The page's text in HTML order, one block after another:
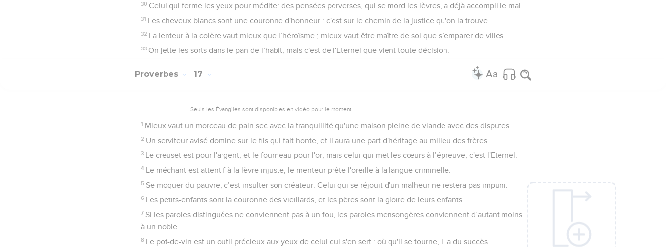
30 Celui qui ferme les yeux pour méditer des pensées perverses, qui se mord les lèvres, a déjà accompli le mal.
31 Les cheveux blancs sont une couronne d'honneur : c'est sur le chemin de la justice qu'on la trouve.
32 La lenteur à la colère vaut mieux que l’héroïsme ; mieux vaut être maître de soi que s’emparer de villes.
33 On jette les sorts dans le pan de l’habit, mais c'est de l'Eternel que vient toute décision.
Proverbes 17
Seuls les Évangiles sont disponibles en vidéo pour le moment.
1 Mieux vaut un morceau de pain sec avec la tranquillité qu'une maison pleine de viande avec des disputes.
2 Un serviteur avisé domine sur le fils qui fait honte, et il aura une part d'héritage au milieu des frères.
3 Le creuset est pour l'argent, et le fourneau pour l'or, mais celui qui met les cœurs à l’épreuve, c'est l'Eternel.
4 Le méchant est attentif à la lèvre injuste, le menteur prête l'oreille à la langue criminelle.
5 Se moquer du pauvre, c’est insulter son créateur. Celui qui se réjouit d'un malheur ne restera pas impuni.
6 Les petits-enfants sont la couronne des vieillards, et les pères sont la gloire de leurs enfants.
7 Si les paroles distinguées ne conviennent pas à un fou, les paroles mensongères conviennent d’autant moins
à un noble.
8 Le pot-de-vin est un outil précieux aux yeux de celui qui s'en sert : où qu'il se tourne, il a du succès.